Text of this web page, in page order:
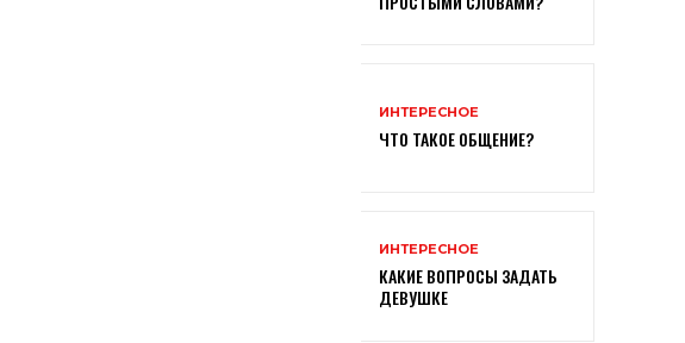
ИНТЕРЕСНОЕ
ЧТО ТАКОЕ ОБЩЕНИЕ?
ИНТЕРЕСНОЕ
КАКИЕ ВОПРОСЫ ЗАДАТЬ
ДЕВУШКЕ